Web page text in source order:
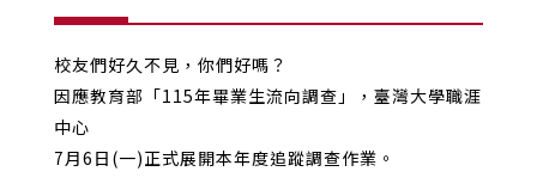
校友們好久不見，你們好嗎？
因應教育部「115年畢業生流向調查」，臺灣大學職涯
中心
7月6日(一)正式展開本年度追蹤調查作業。